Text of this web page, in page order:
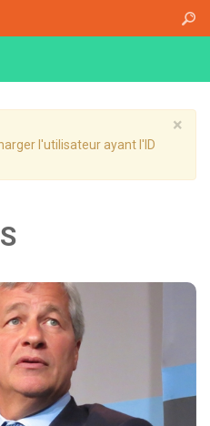
×
l'utilisateur ayant l'ID